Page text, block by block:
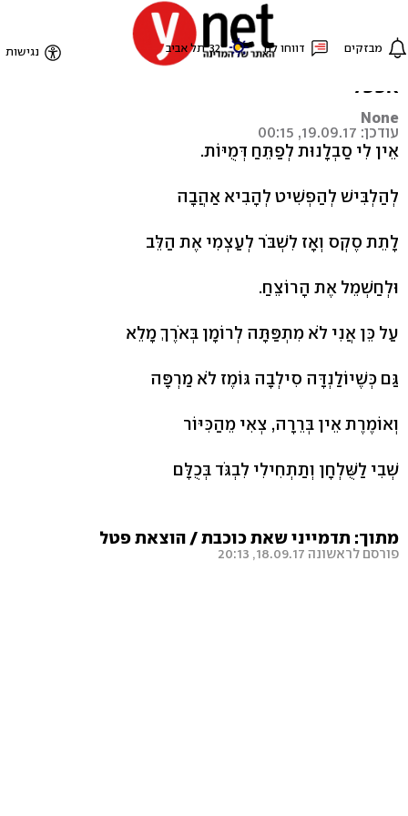
שבי לשולחן / ותתחילי לבגוד בכולםשולמית
אפפל
None
עודכן: 19.09.17, 00:15
אֵין לִי סַבְלָנוּת לְפַתֵּחַ דְּמֻיּוֹת.
לְהַלְבִּישׁ לְהַפְשִׁיט לְהָבִיא אַהֲבָה
לָתֵת סֶקְס וְאָז לִשְׁבֹּר לְעַצְמִי אֶת הַלֵּב
וּלְחַשְׁמֵל אֶת הָרוֹצֵחַ.
עַל כֵּן אֲנִי לֹא מִתְפַּתָּה לְרוֹמָן בְּאֹרֶךְ מָלֵא
גַּם כְּשֶׁיוֹלַנְדָּה סִילְבָה גּוֹמֶז לֹא מַרְפָּה
וְאוֹמֶרֶת אֵין בְּרֵרָה, צְאִי מֵהַכִּיּוֹר
שְׁבִי לַשֻּׁלְחָן וְתַתְחִילִי לִבְגֹּד בְּכֻלָּם
מתוך: תדמייני שאת כוכבת / הוצאת פטל
פורסם לראשונה 18.09.17, 20:13